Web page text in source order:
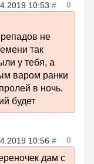
10:53 # 0
не
так
у тебя, а
варом ранки
в ночь.
будет
10:56 # 0
дам с